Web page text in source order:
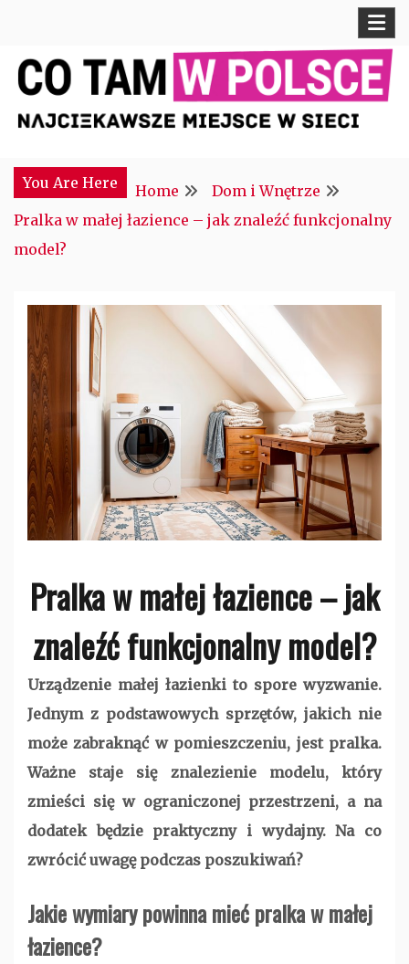
content
CTM POLONIA
You Are Here
Home
Dom i Wnętrze
Pralka w małej łazience – jak znaleźć funkcjonalny
model?
Pralka w małej łazience – jak
znaleźć funkcjonalny model?
Urządzenie małej łazienki to spore wyzwanie.
Jednym z podstawowych sprzętów, jakich nie
może zabraknąć w pomieszczeniu, jest pralka.
Ważne staje się znalezienie modelu, który
zmieści się w ograniczonej przestrzeni, a na
dodatek będzie praktyczny i wydajny. Na co
zwrócić uwagę podczas poszukiwań?
Jakie wymiary powinna mieć pralka w małej
łazience?